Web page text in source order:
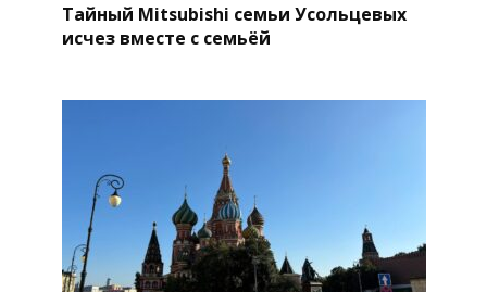
Тайный Mitsubishi семьи Усольцевых
исчез вместе с семьёй